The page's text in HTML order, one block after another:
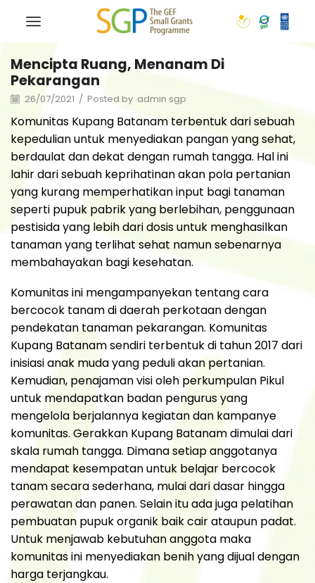
Mencipta Ruang, Menanam Di
Pekarangan
26/07/2021 / Posted by admin sgp
Komunitas Kupang Batanam terbentuk dari sebuah
kepedulian untuk menyediakan pangan yang sehat,
berdaulat dan dekat dengan rumah tangga. Hal ini
lahir dari sebuah keprihatinan akan pola pertanian
yang kurang memperhatikan input bagi tanaman
seperti pupuk pabrik yang berlebihan, penggunaan
pestisida yang lebih dari dosis untuk menghasilkan
tanaman yang terlihat sehat namun sebenarnya
membahayakan bagi kesehatan.
Komunitas ini mengampanyekan tentang cara
bercocok tanam di daerah perkotaan dengan
pendekatan tanaman pekarangan. Komunitas
Kupang Batanam sendiri terbentuk di tahun 2017 dari
inisiasi anak muda yang peduli akan pertanian.
Kemudian, penajaman visi oleh perkumpulan Pikul
untuk mendapatkan badan pengurus yang
mengelola berjalannya kegiatan dan kampanye
komunitas. Gerakkan Kupang Batanam dimulai dari
skala rumah tangga. Dimana setiap anggotanya
mendapat kesempatan untuk belajar bercocok
tanam secara sederhana, mulai dari dasar hingga
perawatan dan panen. Selain itu ada juga pelatihan
pembuatan pupuk organik baik cair ataupun padat.
Untuk menjawab kebutuhan anggota maka
komunitas ini menyediakan benih yang dijual dengan
harga terjangkau.